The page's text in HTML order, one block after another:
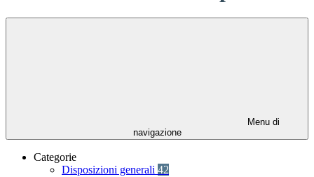
Menu di
navigazione
Categorie
Disposizioni generali 42